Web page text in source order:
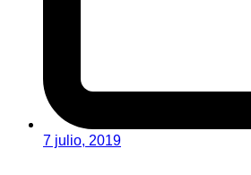
7 julio, 2019